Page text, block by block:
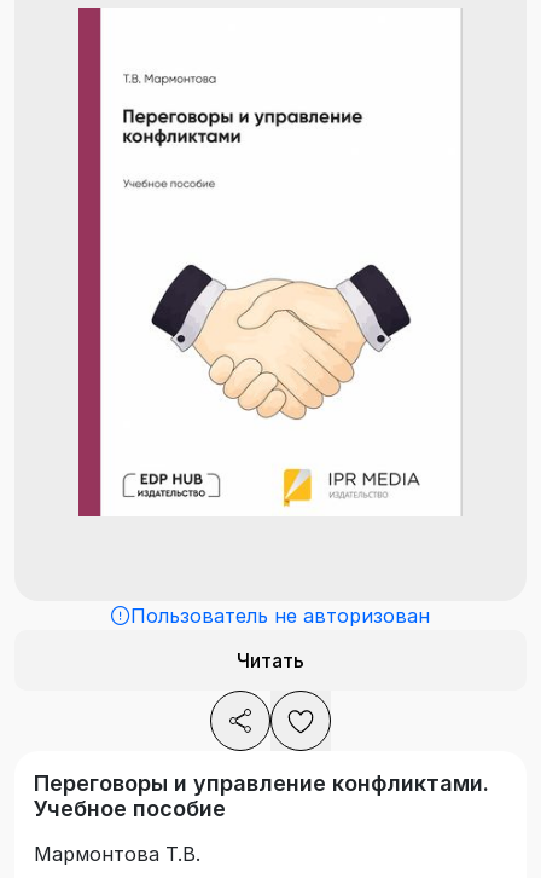
Пользователь не авторизован
Читать
Переговоры и управление конфликтами.
Учебное пособие
Мармонтова Т.В.